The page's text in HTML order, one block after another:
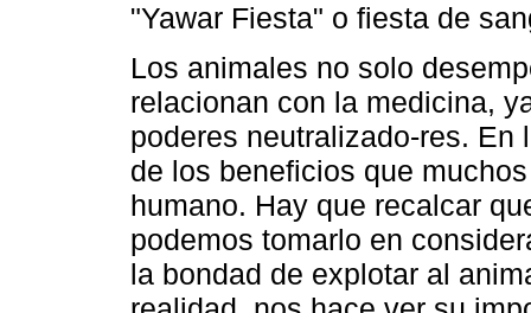
"Yawar Fiesta" o fiesta de
Los animales no solo
relacionan con la medicina,
poderes neutralizado-res.
de los beneficios que
humano. Hay que recalcar
podemos tomarlo en
la bondad de explotar al